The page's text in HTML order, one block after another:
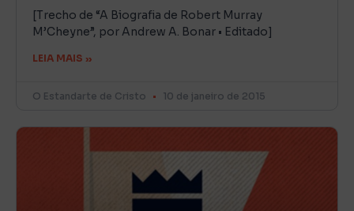
[Trecho de “A Biografia de Robert Murray
M’Cheyne”, por Andrew A. Bonar • Editado]
LEIA MAIS »
O Estandarte de Cristo 10 de janeiro de 2015